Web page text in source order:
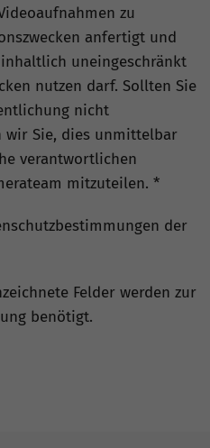
zu
anfertigt und
uneingeschränkt
nutzen darf. Sollten Sie
nicht
wir Sie, dies unmittelbar
verantwortlichen
mitzuteilen. *
der
Felder werden zur
benötigt.